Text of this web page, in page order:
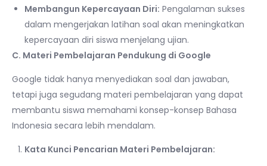
Membangun Kepercayaan Diri: Pengalaman sukses
dalam mengerjakan latihan soal akan meningkatkan
kepercayaan diri siswa menjelang ujian.
C. Materi Pembelajaran Pendukung di Google
Google tidak hanya menyediakan soal dan jawaban,
tetapi juga segudang materi pembelajaran yang dapat
membantu siswa memahami konsep-konsep Bahasa
Indonesia secara lebih mendalam.
Kata Kunci Pencarian Materi Pembelajaran: